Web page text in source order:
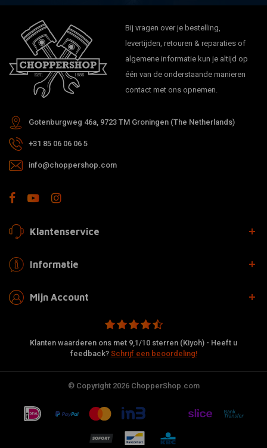
Bij vragen over je bestelling,
levertijden, retouren & reparaties of
algemene informatie kun je altijd op
één van de onderstaande manieren
contact met ons opnemen.
Gotenburgweg 46a, 9723 TM Groningen (The Netherlands)
+31 85 06 06 06 5
info@choppershop.com
Klantenservice
Informatie
Mijn Account
Klanten waarderen ons met 9,1/10 sterren (Kiyoh) - Heeft u
feedback? Schrijf een beoordeling!
© Copyright 2026 ChopperShop.com